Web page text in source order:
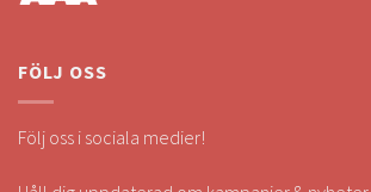
FÖLJ OSS
Följ oss i sociala medier!